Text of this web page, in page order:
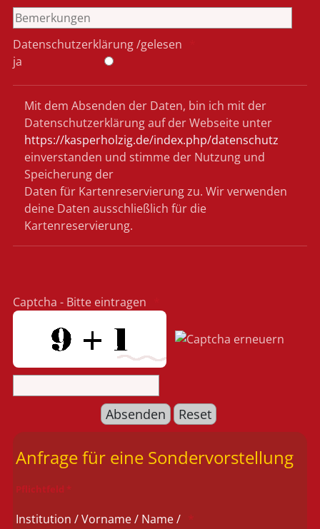
Datenschutzerklärung /gelesen
ja
Mit dem Absenden der Daten, bin ich mit der
Datenschutzerklärung auf der Webseite unter
https://kasperholzig.de/index.php/datenschutz
einverstanden und stimme der Nutzung und
Speicherung der
Daten für Kartenreservierung zu. Wir verwenden
deine Daten ausschließlich für die
Kartenreservierung.
Captcha - Bitte eintragen
Anfrage für eine Sondervorstellung
Pflichtfeld *
Institution / Vorname / Name /